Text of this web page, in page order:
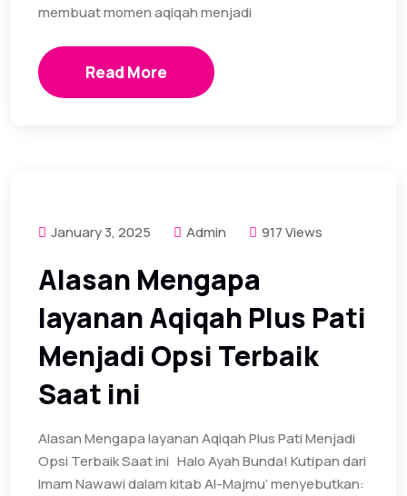
membuat momen aqiqah menjadi
Read More
January 3, 2025 Admin 917 Views
Alasan Mengapa
layanan Aqiqah Plus Pati
Menjadi Opsi Terbaik
Saat ini
Alasan Mengapa layanan Aqiqah Plus Pati Menjadi
Opsi Terbaik Saat ini Halo Ayah Bunda! Kutipan dari
Imam Nawawi dalam kitab Al-Majmu’ menyebutkan: